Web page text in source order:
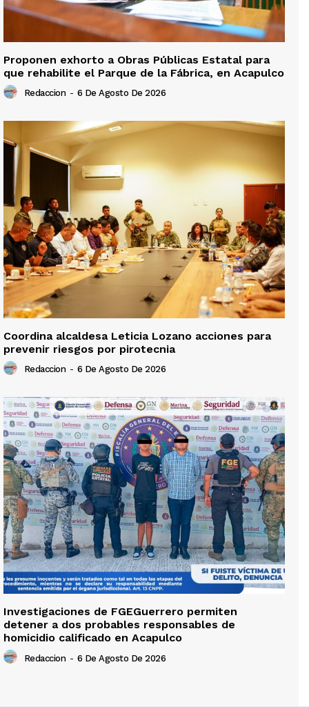
Proponen exhorto a Obras Públicas Estatal para
que rehabilite el Parque de la Fábrica, en Acapulco
Redaccion - 6 De Agosto De 2026
Coordina alcaldesa Leticia Lozano acciones para
prevenir riesgos por pirotecnia
Redaccion - 6 De Agosto De 2026
Investigaciones de FGEGuerrero permiten
detener a dos probables responsables de
homicidio calificado en Acapulco
Redaccion - 6 De Agosto De 2026